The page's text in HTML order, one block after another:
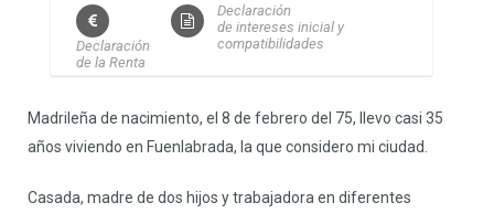
Declaración
de la Renta
Declaración
de intereses inicial y
compatibilidades
Madrileña de nacimiento, el 8 de febrero del 75, llevo casi 35
años viviendo en Fuenlabrada, la que considero mi ciudad.
Casada, madre de dos hijos y trabajadora en diferentes